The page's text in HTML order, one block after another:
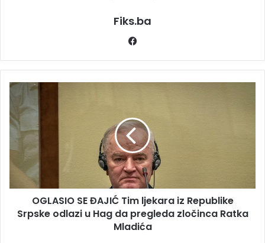
Fiks.ba
OGLASIO
ĐAJIĆ
Tim
ljekara
iz
Republike
Srpske
odlazi
Hag
OGLASIO SE ĐAJIĆ Tim ljekara iz Republike
Srpske odlazi u Hag da pregleda zločinca Ratka
Mladića